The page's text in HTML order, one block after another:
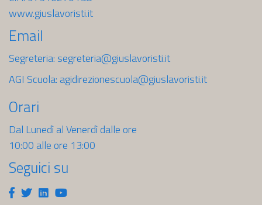
www.giuslavoristi.it
Email
Segreteria: segreteria@giuslavoristi.it
AGI Scuola: agidirezionescuola@giuslavoristi.it
Orari
Dal Lunedì al Venerdì dalle ore
10:00 alle ore 13:00
Seguici su
Facebook
Twitter
LinkedinYoutube